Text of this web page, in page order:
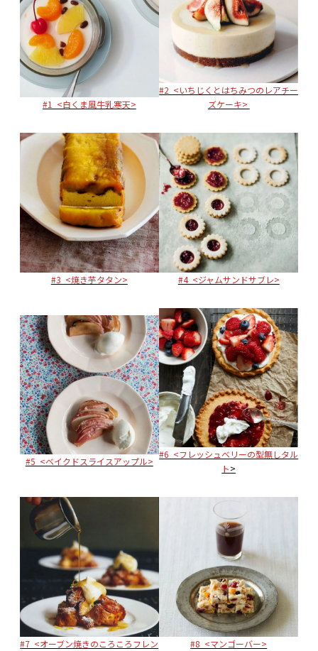
#1 <白くま風牛乳寒天>
#2 <いちじくとはちみつのレアチー
ズケーキ>
#3 <焼き芋タタン> #4 <ジャムサンドサブレ>
#5 <ベイクドスライスアップル>
#6 <フレッシュベリーの型無しタル
ト>
#7 <オーブン焼きのころころフレン
#8 <マンゴーバー>